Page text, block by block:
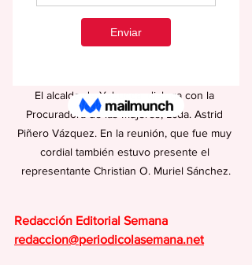
El alcalde de Yabucoa, dialoga con la
Procuradora de las Mujeres, Lcda. Astrid
Piñero Vázquez. En la reunión, que fue muy
cordial también estuvo presente el
representante Christian O. Muriel Sánchez.
Redacción Editorial Semana
redaccion@periodicolasemana.net